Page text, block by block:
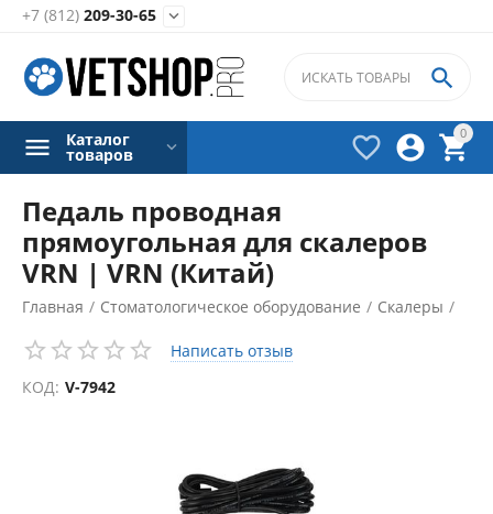
+7 (812) 209-30-65 
0




Каталог
товаров
Педаль проводная
прямоугольная для скалеров
VRN | VRN (Китай)
Главная / Стоматологическое оборудование / Скалеры /
Аксессуары и запасные части для скалеров
Написать отзыв
КОД: V-7942